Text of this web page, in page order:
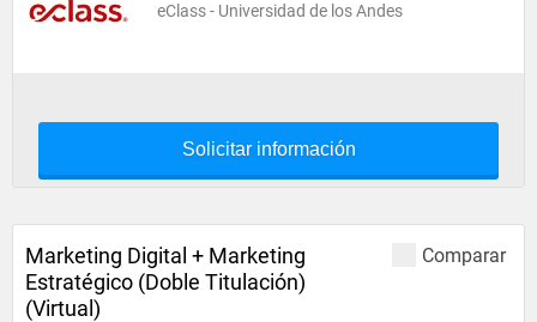
eClass - Universidad de los Andes
Solicitar información
Comparar
Marketing Digital + Marketing
Estratégico (Doble Titulación)
(Virtual)